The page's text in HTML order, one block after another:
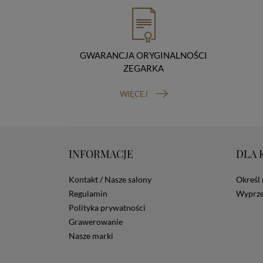
GWARANCJA ORYGINALNOŚCI
ZEGARKA
WIĘCEJ
INFORMACJE
Kontakt / Nasze salony
Regulamin
Polityka prywatności
Grawerowanie
Nasze marki
DLA
Określ